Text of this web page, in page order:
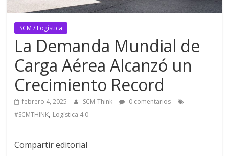
SCM / Logística
La Demanda Mundial de
Carga Aérea Alcanzó un
Crecimiento Record
febrero 4, 2025 SCM-Think
0 comentarios
#SCMTHINK, Logística 4.0
Compartir editorial